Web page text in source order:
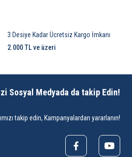
3 Desiye Kadar Ücretsiz Kargo İmkanı
2.000 TL ve üzeri
Sosyal Medyada da takip Edin!
takip edin, Kampanyalardan yararlanın!